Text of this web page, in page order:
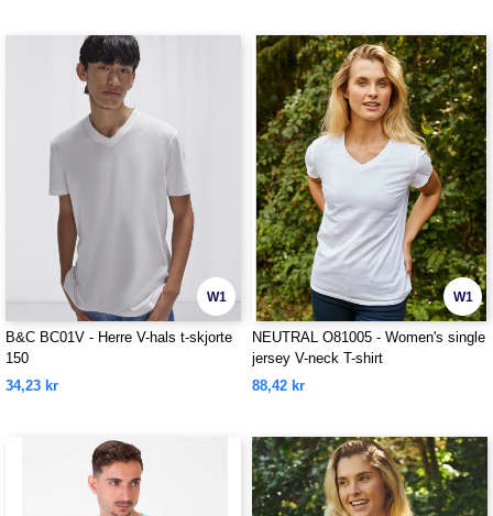
W1
B&C BC01V - Herre V-hals t-skjorte
150
34,23 kr
W1
NEUTRAL O81005 - Women's single
jersey V-neck T-shirt
88,42 kr